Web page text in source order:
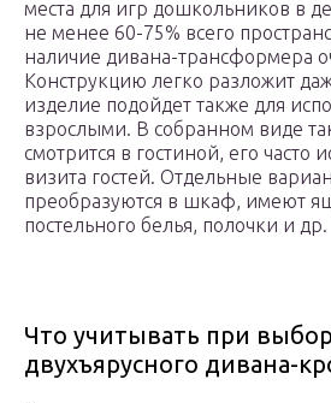
места для игр дошкольников в
не менее 60-75% всего
наличие дивана-трансформера
Конструкцию легко разложит
изделие подойдет также для
взрослыми. В собранном виде
смотрится в гостиной, его часто
визита гостей. Отдельные
преобразуются в шкаф, имеют
постельного белья, полочки и др.
Что учитывать при
двухъярусного дивана-